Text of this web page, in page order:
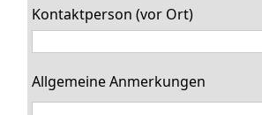
Kontaktperson (vor Ort)
Allgemeine Anmerkungen